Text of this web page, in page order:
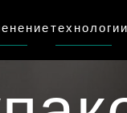
технологии